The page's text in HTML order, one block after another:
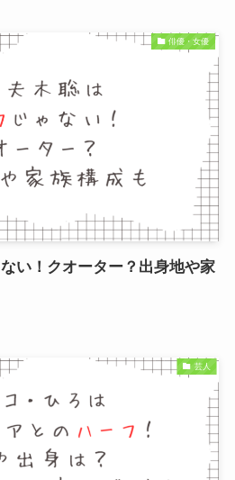
俳優・女優
い！クオーター？出身地や家
芸人